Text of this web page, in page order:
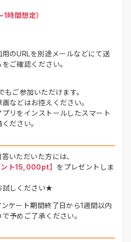
間想定）
のURLを別途メールなどにて送
ご確認ください。
もご参加いただけます。
などはお控えください。
リをインストールしたスマート
ださい。
いただいた方には、
ント15,000pt】 をプレゼントしま
試しください★
ケート期間終了日から1週間以内
予めご了承ください。